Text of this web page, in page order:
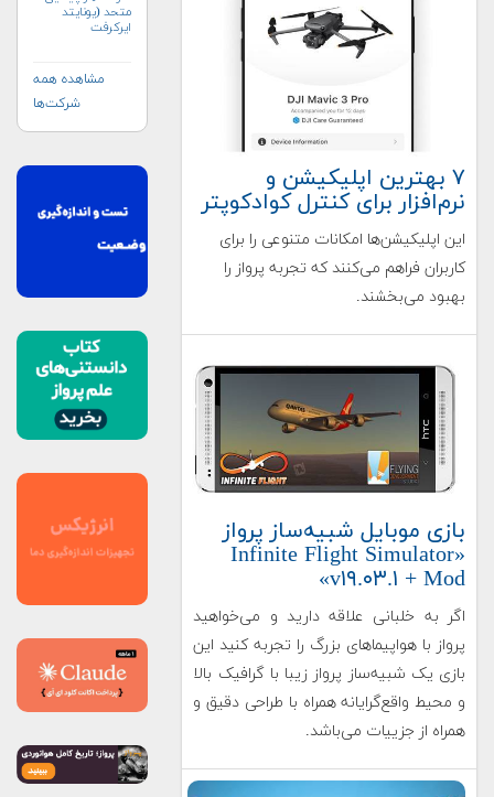
۷ بهترین اپلیکیشن‌ و
نرم‌افزار برای کنترل کوادکوپتر
این اپلیکیشن‌ها امکانات متنوعی را برای
کاربران فراهم می‌کنند که تجربه پرواز را
بهبود می‌بخشند.
بازی موبایل شبیه‌ساز پرواز
«Infinite Flight Simulator
v۱۹.۰۳.۱ + Mod»
اگر به خلبانی علاقه دارید و می‌خواهید
پرواز با هواپیماهای بزرگ را تجربه کنید این
بازی یک شبیه‌ساز پرواز زیبا با گرافیک بالا
و محیط واقع‌گرایانه همراه با طراحی دقیق و
همراه از جزییات می‌باشد.
متحد (یونایتد
ایرکرفت
مشاهده همه
شرکت‌ها